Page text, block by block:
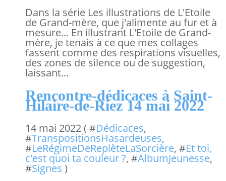
Dans la série Les illustrations de L'Etoile
de Grand-mère, que j'alimente au fur et à
mesure... En illustrant L'Etoile de Grand-
mère, je tenais à ce que mes collages
fassent comme des respirations visuelles,
des zones de silence ou de suggestion,
laissant...
Rencontre-dédicaces à Saint-
Hilaire-de-Riez 14 mai 2022
14 mai 2022 ( #Dédicaces,
#TranspositionsHasardeuses,
#LeRégimeDeReplèteLaSorcière, #Et toi,
c'est quoi ta couleur ?, #AlbumJeunesse,
#Signes )